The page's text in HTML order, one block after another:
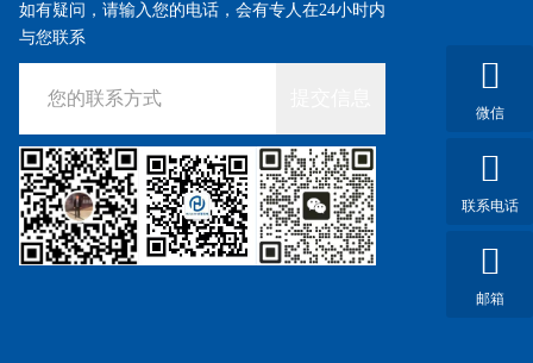
微信
联系电话
邮箱
如有疑问，请输入您的电话，会有专人在24小时内
与您联系